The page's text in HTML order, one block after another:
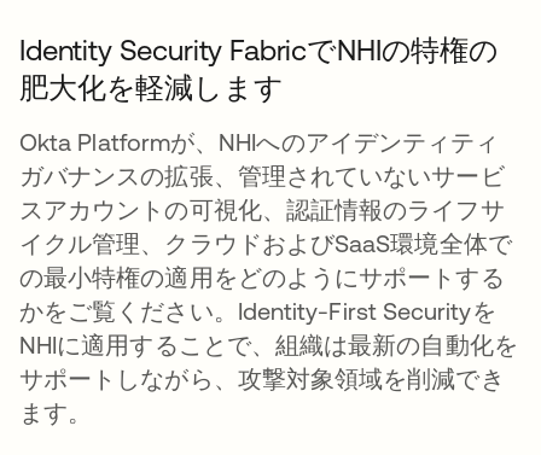
Identity Security FabricでNHIの特権の
肥大化を軽減します
Okta Platformが、NHIへのアイデンティティ
ガバナンスの拡張、管理されていないサービ
スアカウントの可視化、認証情報のライフサ
イクル管理、クラウドおよびSaaS環境全体で
の最小特権の適用をどのようにサポートする
かをご覧ください。Identity-First Securityを
NHIに適用することで、組織は最新の自動化を
サポートしながら、攻撃対象領域を削減でき
ます。